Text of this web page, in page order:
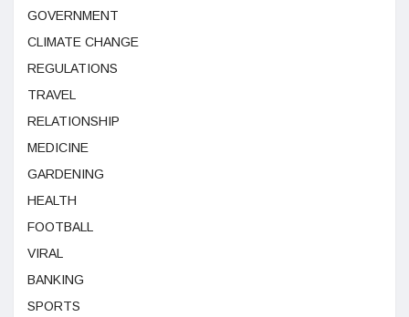
GOVERNMENT
CLIMATE CHANGE
REGULATIONS
TRAVEL
RELATIONSHIP
MEDICINE
GARDENING
HEALTH
FOOTBALL
VIRAL
BANKING
SPORTS